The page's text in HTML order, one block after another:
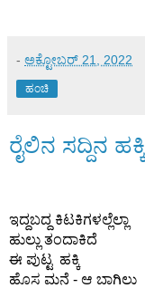
- ಅಕ್ಟೋಬರ್ 21, 2022
ಹಂಚಿ
ರೈಲಿನ ಸದ್ದಿನ ಹಕ್ಕಿ
ಇದ್ದಬದ್ದ ಕಿಟಕಿಗಳಲ್ಲೆಲ್ಲಾ
ಹುಲ್ಲು ತಂದಾಕಿದೆ
ಈ ಪುಟ್ಟ  ಹಕ್ಕಿ
ಹೊಸ ಮನೆ - ಆ ಬಾಗಿಲು